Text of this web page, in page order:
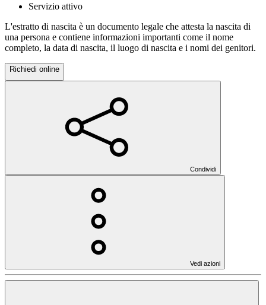
Servizio attivo
L'estratto di nascita è un documento legale che attesta la nascita di
una persona e contiene informazioni importanti come il nome
completo, la data di nascita, il luogo di nascita e i nomi dei genitori.
Richiedi online
Condividi
Vedi azioni